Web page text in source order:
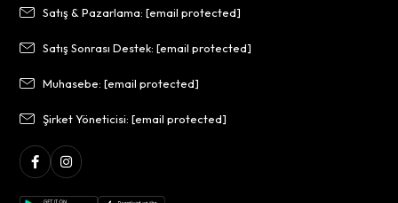
Satış & Pazarlama:[email protected]
Satış Sonrası Destek:[email protected]
Muhasebe:[email protected]
Şirket Yöneticisi:[email protected]